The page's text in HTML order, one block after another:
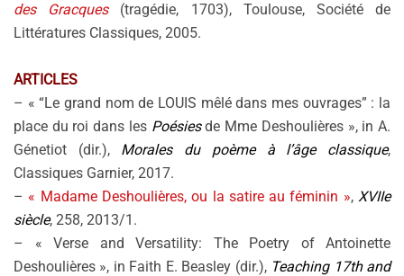
des Gracques(tragédie, 1703), Toulouse, Société de
Littératures Classiques, 2005.
ARTICLES
– « “Le grand nom de LOUIS mêlé dans mes ouvrages” : la
place du roi dans les Poésiesde Mme Deshoulières », in A.
Génetiot (dir.), Morales du poème à l’âge classique,
Classiques Garnier, 2017.
– « Madame Deshoulières, ou la satire au féminin »,XVIIe
siècle, 258, 2013/1.
– « Verse and Versatility: The Poetry of Antoinette
Deshoulières », in Faith E. Beasley (dir.), Teaching 17th and